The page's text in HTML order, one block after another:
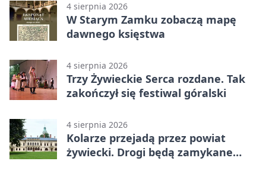
4 sierpnia 2026
W Starym Zamku zobaczą mapę
dawnego księstwa
4 sierpnia 2026
Trzy Żywieckie Serca rozdane. Tak
zakończył się festiwal góralski
4 sierpnia 2026
Kolarze przejadą przez powiat
żywiecki. Drogi będą zamykane